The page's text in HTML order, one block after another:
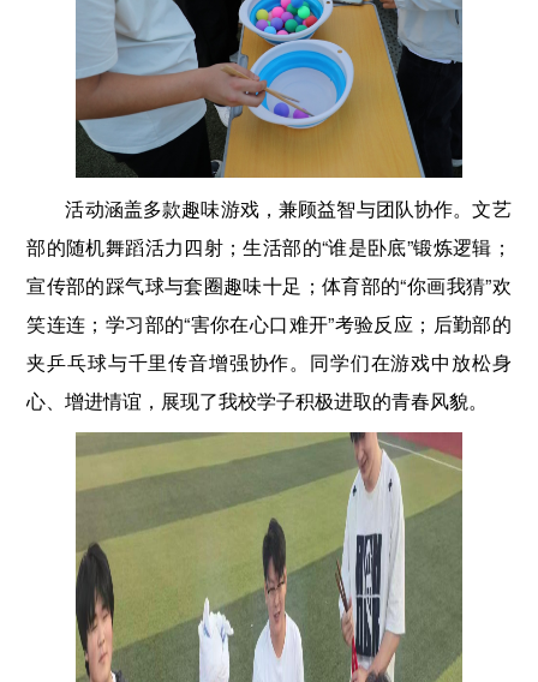
活动涵盖多款趣味游戏，兼顾益智与团队协作。文艺
部的随机舞蹈活力四射；生活部的“谁是卧底”锻炼逻辑；
宣传部的踩气球与套圈趣味十足；体育部的“你画我猜”欢
笑连连；学习部的“害你在心口难开”考验反应；后勤部的
夹乒乓球与千里传音增强协作。同学们在游戏中放松身
心、增进情谊，展现了我校学子积极进取的青春风貌。